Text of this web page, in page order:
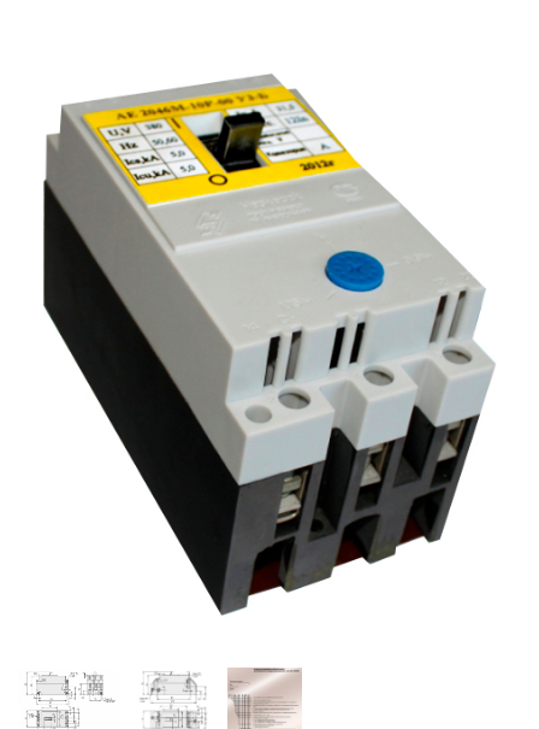
Стремянки с
Стремянки с
опорой
Ширмы
РЗА (шторы)
Штендеры
Щиты
диэлектрические